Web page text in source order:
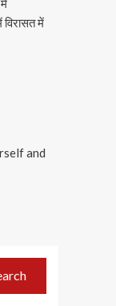
में
and